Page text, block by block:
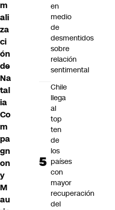
m
ali
za
ci
ón
de
Na
tal
ia
Co
m
pa
gn
on
y
M
au
en
medio
de
desmentidos
sobre
relación
sentimental
Chile
llega
al
top
ten
de
los
países
con
mayor
recuperación
del